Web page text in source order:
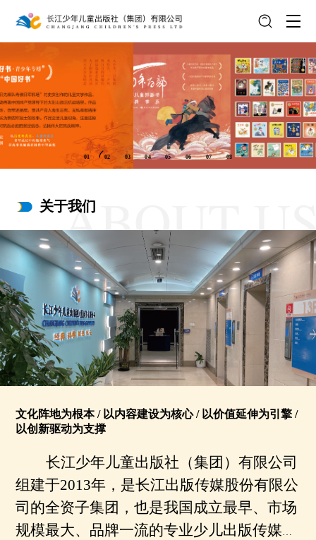
01 02 03 04 05 06 07 08
关于我们
文化阵地为根本 / 以内容建设为核心 / 以价值延伸为引擎 /
以创新驱动为支撑
长江少年儿童出版社（集团）有限公司
组建于2013年， 是长江出版传媒股份有限公
司的全资子集团，也是我国成立最早、市场
规模最大、品牌一流的专业少儿出版传媒集